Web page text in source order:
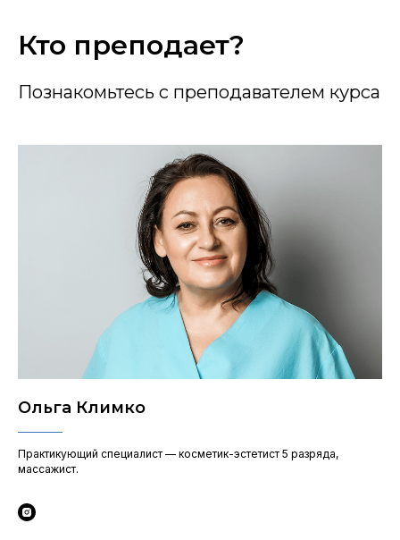
Кто преподает?
Познакомьтесь с преподавателем курса
Ольга Климко
Практикующий специалист — косметик-эстетист 5 разряда,
массажист.